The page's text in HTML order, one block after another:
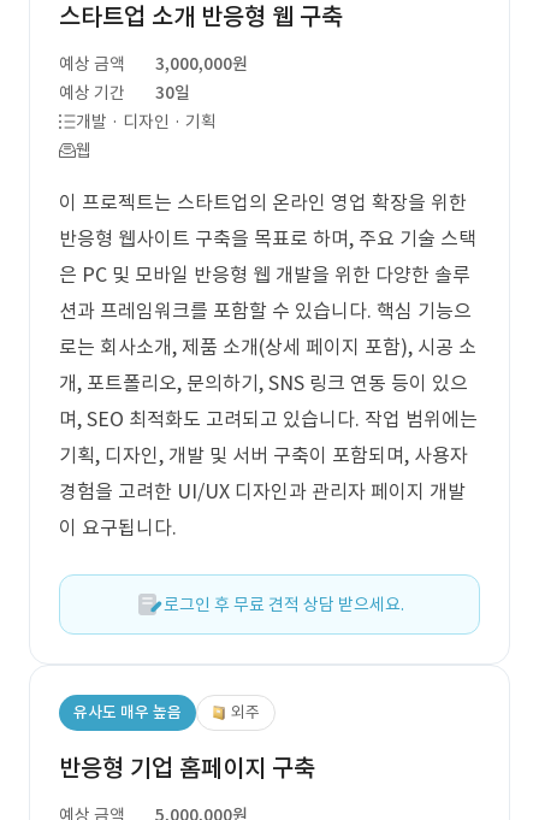
스타트업 소개 반응형 웹 구축
예상 금액
3,000,000원
예상 기간
30일
개발 · 디자인 · 기획
웹
이 프로젝트는 스타트업의 온라인 영업 확장을 위한
반응형 웹사이트 구축을 목표로 하며, 주요 기술 스택
은 PC 및 모바일 반응형 웹 개발을 위한 다양한 솔루
션과 프레임워크를 포함할 수 있습니다. 핵심 기능으
로는 회사소개, 제품 소개(상세 페이지 포함), 시공 소
개, 포트폴리오, 문의하기, SNS 링크 연동 등이 있으
며, SEO 최적화도 고려되고 있습니다. 작업 범위에는
기획, 디자인, 개발 및 서버 구축이 포함되며, 사용자
경험을 고려한 UI/UX 디자인과 관리자 페이지 개발
이 요구됩니다.
로그인 후 무료 견적 상담 받으세요.
유사도 매우 높음 외주
반응형 기업 홈페이지 구축
예상 금액 5,000,000원